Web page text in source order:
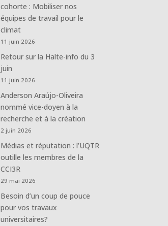
cohorte : Mobiliser nos
équipes de travail pour le
climat
11 juin 2026
Retour sur la Halte-info du 3
juin
11 juin 2026
Anderson Araújo-Oliveira
nommé vice-doyen à la
recherche et à la création
2 juin 2026
Médias et réputation : l’UQTR
outille les membres de la
CCI3R
29 mai 2026
Besoin d’un coup de pouce
pour vos travaux
universitaires?